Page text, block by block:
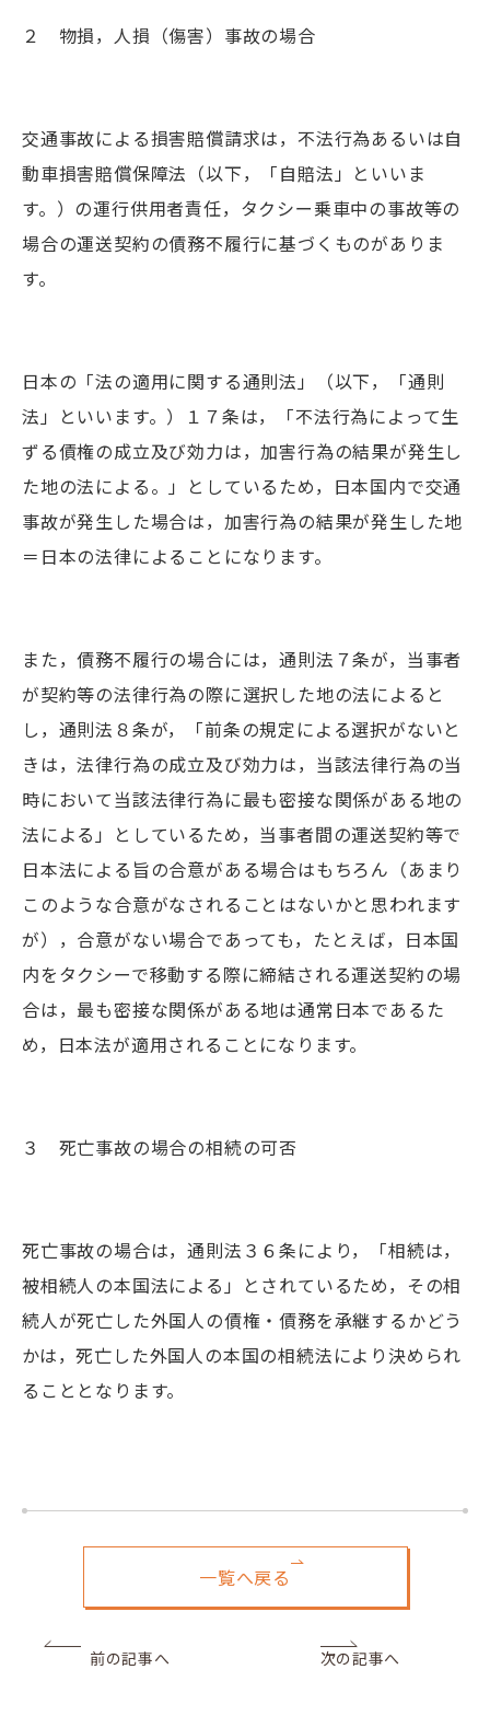
２ 物損，人損（傷害）事故の場合
交通事故による損害賠償請求は，不法行為あるいは自
動車損害賠償保障法（以下，「自賠法」といいま
す。）の運行供用者責任，タクシー乗車中の事故等の
場合の運送契約の債務不履行に基づくものがありま
す。
日本の「法の適用に関する通則法」（以下，「通則
法」といいます。）１７条は，「不法行為によって生
ずる債権の成立及び効力は，加害行為の結果が発生し
た地の法による。」としているため，日本国内で交通
事故が発生した場合は，加害行為の結果が発生した地
＝日本の法律によることになります。
また，債務不履行の場合には，通則法７条が，当事者
が契約等の法律行為の際に選択した地の法によると
し，通則法８条が，「前条の規定による選択がないと
きは，法律行為の成立及び効力は，当該法律行為の当
時において当該法律行為に最も密接な関係がある地の
法による」としているため，当事者間の運送契約等で
日本法による旨の合意がある場合はもちろん（あまり
このような合意がなされることはないかと思われます
が），合意がない場合であっても，たとえば，日本国
内をタクシーで移動する際に締結される運送契約の場
合は，最も密接な関係がある地は通常日本であるた
め，日本法が適用されることになります。
３ 死亡事故の場合の相続の可否
死亡事故の場合は，通則法３６条により，「相続は，
被相続人の本国法による」とされているため，その相
続人が死亡した外国人の債権・債務を承継するかどう
かは，死亡した外国人の本国の相続法により決められ
ることとなります。
一覧へ戻る
前の記事へ 次の記事へ